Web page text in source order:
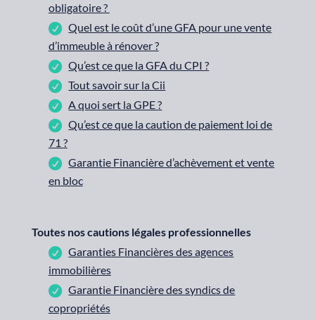
obligatoire ?
Quel est le coût d’une GFA pour une vente
d’immeuble à rénover ?
Qu’est ce que laGFA du CPI ?
Tout savoir sur la Cii
A quoi sert la GPE ?
Qu’est ce que la caution de paiement loi de
71 ?
Garantie Financière d’achèvement et vente
en bloc
Toutes nos cautions légales professionnelles
Garanties Financières des agences
immobilières
Garantie Financière des syndics de
copropriétés